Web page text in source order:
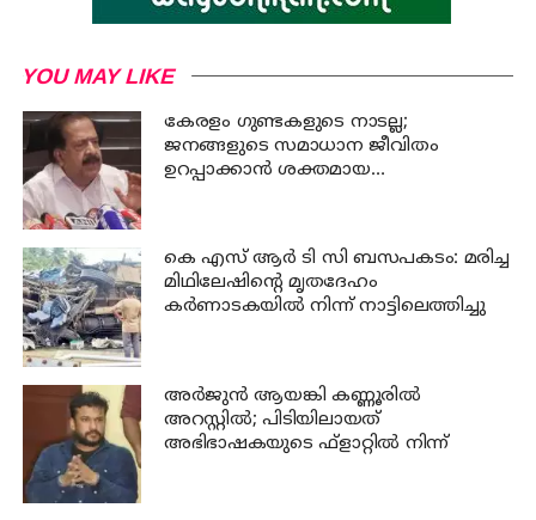
YOU MAY LIKE
കേരളം ഗുണ്ടകളുടെ നാടല്ല;
ജനങ്ങളുടെ സമാധാന ജീവിതം
ഉറപ്പാക്കാന്‍ ശക്തമായ
കെ എസ് ആര്‍ ടി സി ബസപകടം: മരിച്ച
മിഥിലേഷിന്റെ മൃതദേഹം
കര്‍ണാടകയില്‍ നിന്ന് നാട്ടിലെത്തിച്ചു
അര്‍ജുന്‍ ആയങ്കി കണ്ണൂരില്‍
അറസ്റ്റില്‍; പിടിയിലായത്
അഭിഭാഷകയുടെ ഫ്‌ളാറ്റില്‍ നിന്ന്